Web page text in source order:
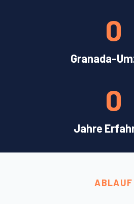
Granada-
0
Jahre
0
ABLAUF